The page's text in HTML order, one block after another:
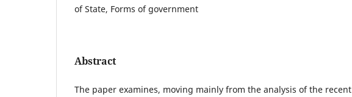
of State, Forms of government
Abstract
The paper examines, moving mainly from the analysis of the recent